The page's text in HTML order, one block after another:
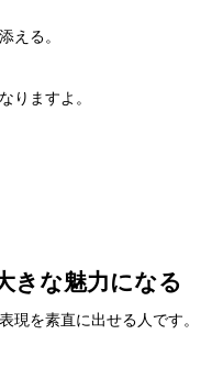
える。
りますよ。
きな魅力になる
現を素直に出せる人です。